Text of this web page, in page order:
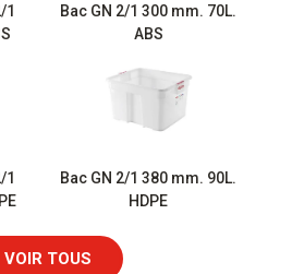
1
Bac GN 2/1 300 mm. 70L.
ABS
1
Bac GN 2/1 380 mm. 90L.
HDPE
VOIR TOUS